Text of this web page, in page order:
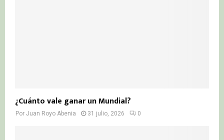
¿Cuánto vale ganar un Mundial?
Por Juan Royo Abenia 31 julio, 2026 0